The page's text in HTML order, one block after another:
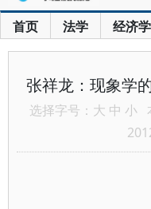
首页 法学 经济学
张祥龙：现象学
选择字号： 大 中 小